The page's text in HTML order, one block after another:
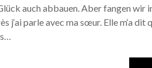
auch abbauen. Aber fangen wir
j‘ai parle avec ma sœur. Elle m‘a